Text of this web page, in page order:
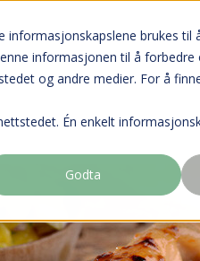
brukes
informasjonen til å
og andre medier. For å
Én enkelt
Godta